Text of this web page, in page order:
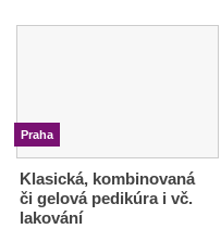
Praha
Klasická, kombinovaná
či gelová pedikúra i vč.
lakování